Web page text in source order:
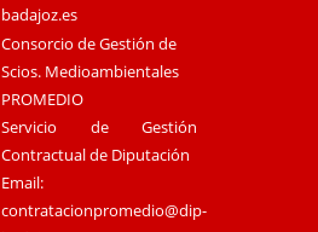
badajoz.es
Consorcio de Gestión de
Scios. Medioambientales
PROMEDIO
Servicio de Gestión
Contractual de Diputación
Email:
contratacionpromedio@dip-